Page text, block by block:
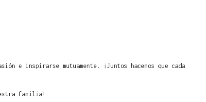
e inspirarse mutuamente. ¡Juntos hacemos que cada
familia!